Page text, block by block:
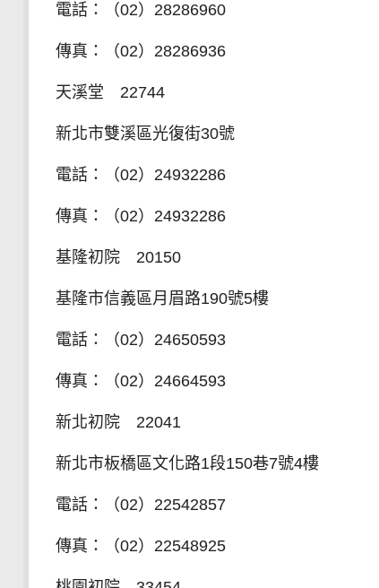
電話：（02）28286960
傳真：（02）28286936
天溪堂 22744
新北市雙溪區光復街30號
電話：（02）24932286
傳真：（02）24932286
基隆初院 20150
基隆市信義區月眉路190號5樓
電話：（02）24650593
傳真：（02）24664593
新北初院 22041
新北市板橋區文化路1段150巷7號4樓
電話：（02）22542857
傳真：（02）22548925